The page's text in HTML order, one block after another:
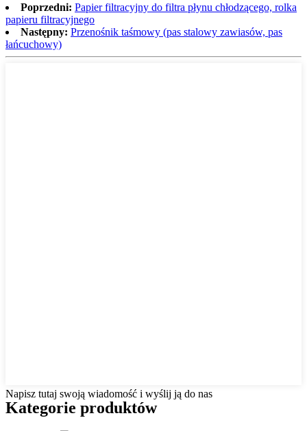
Poprzedni: Papier filtracyjny do filtra płynu chłodzącego, rolka
papieru filtracyjnego
Następny: Przenośnik taśmowy (pas stalowy zawiasów, pas
łańcuchowy)
Napisz tutaj swoją wiadomość i wyślij ją do nas
Kategorie produktów